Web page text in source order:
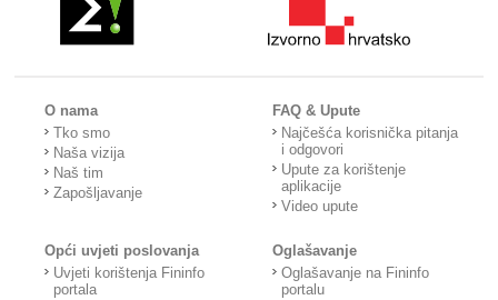
O nama
Tko smo
Naša vizija
Naš tim
Zapošljavanje
FAQ & Upute
Najčešća korisnička pitanja
i odgovori
Upute za korištenje
aplikacije
Video upute
Opći uvjeti poslovanja
Uvjeti korištenja Fininfo
portala
Oglašavanje
Oglašavanje na Fininfo
portalu